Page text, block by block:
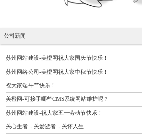
公司新闻
苏州网站建设-美橙网祝大家国庆节快乐！
苏州网络公司-美橙网祝大家中秋节快乐！
祝大家端午节快乐！
美橙网-可接手哪些CMS系统网站维护呢？
苏州网站建设-祝大家五一劳动节快乐！
关心生者，关爱逝者，关怀人生